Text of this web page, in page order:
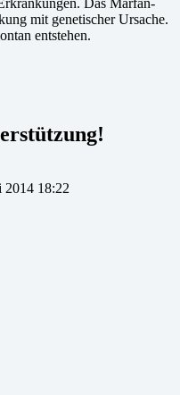
mit genetischer Ursache.
entstehen.
18:22